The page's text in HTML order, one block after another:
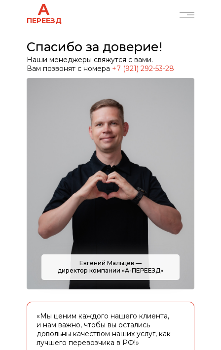
A
ПЕРЕЕЗД
Спасибо за доверие!
Наши менеджеры свяжутся с вами.
Вам позвонят с номера +7 (921) 292-53-28
«Мы ценим каждого нашего клиента,
и нам важно, чтобы вы остались
довольны качеством наших услуг, как
лучшего перевозчика в РФ!»
Евгений Мальцев —
директор компании «А-ПЕРЕЕЗД»